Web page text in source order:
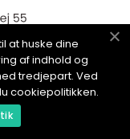
at huske dine
af indhold og
tredjepart. Ved
cookiepolitikken.